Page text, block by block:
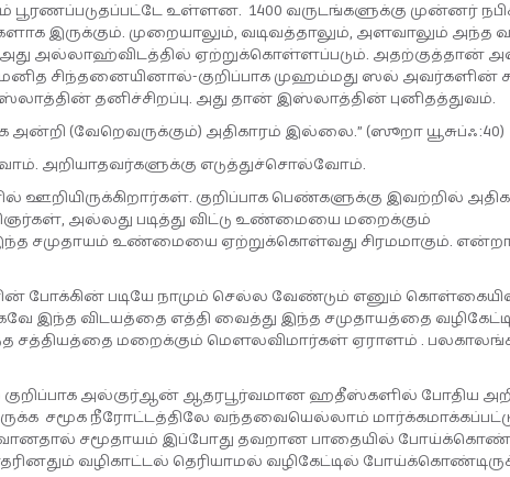
உள்ளன. 1400 வருடங்களுக்கு முன்னர்
இருக்கும். முறையாலும், வடிவத்தாலும், அளவாலும்
அல்லாஹ்விடத்தில் ஏற்றுக்கொள்ளப்படும். அதற்குத்தான்
மனித சிந்தனையினால்-குறிப்பாக முஹம்மது ஸல் அவர்களின்
தனிச்சிறப்பு. அது தான் இஸ்லாத்தின் புனிதத்துவம்.
(வேறெவருக்கும்) அதிகாரம் இல்லை.” (ஸூறா யூசுப்ஃ:40)
அறியாதவர்களுக்கு எடுத்துச்சொல்வோம்.
குறிப்பாக பெண்களுக்கு இவற்றில் அதிக
அல்லது படித்து விட்டு உண்மையை மறைக்கும்
சமுதாயம் உண்மையை ஏற்றுக்கொள்வது சிரமமாகும்.
போக்கின் படியே நாமும் செல்ல வேண்டும் எனும்
இந்த விடயத்தை எத்தி வைத்து இந்த சமுதாயத்தை
சத்தியத்தை மறைக்கும் மெளலவிமார்கள் ஏராளம் .
குறிப்பாக அல்குர்ஆன் ஆதரபூர்வமான ஹதீஸ்களில் போதிய
சமூக நீரோட்டத்திலே வந்தவையெல்லாம்
சமூதாயம் இப்போது தவறான பாதையில்
வழிகாட்டல் தெரியாமல் வழிகேட்டில்